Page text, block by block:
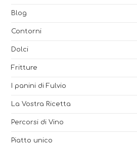
Blog
Contorni
Dolci
Fritture
I panini di Fulvio
La Vostra Ricetta
Percorsi di Vino
Piatto unico